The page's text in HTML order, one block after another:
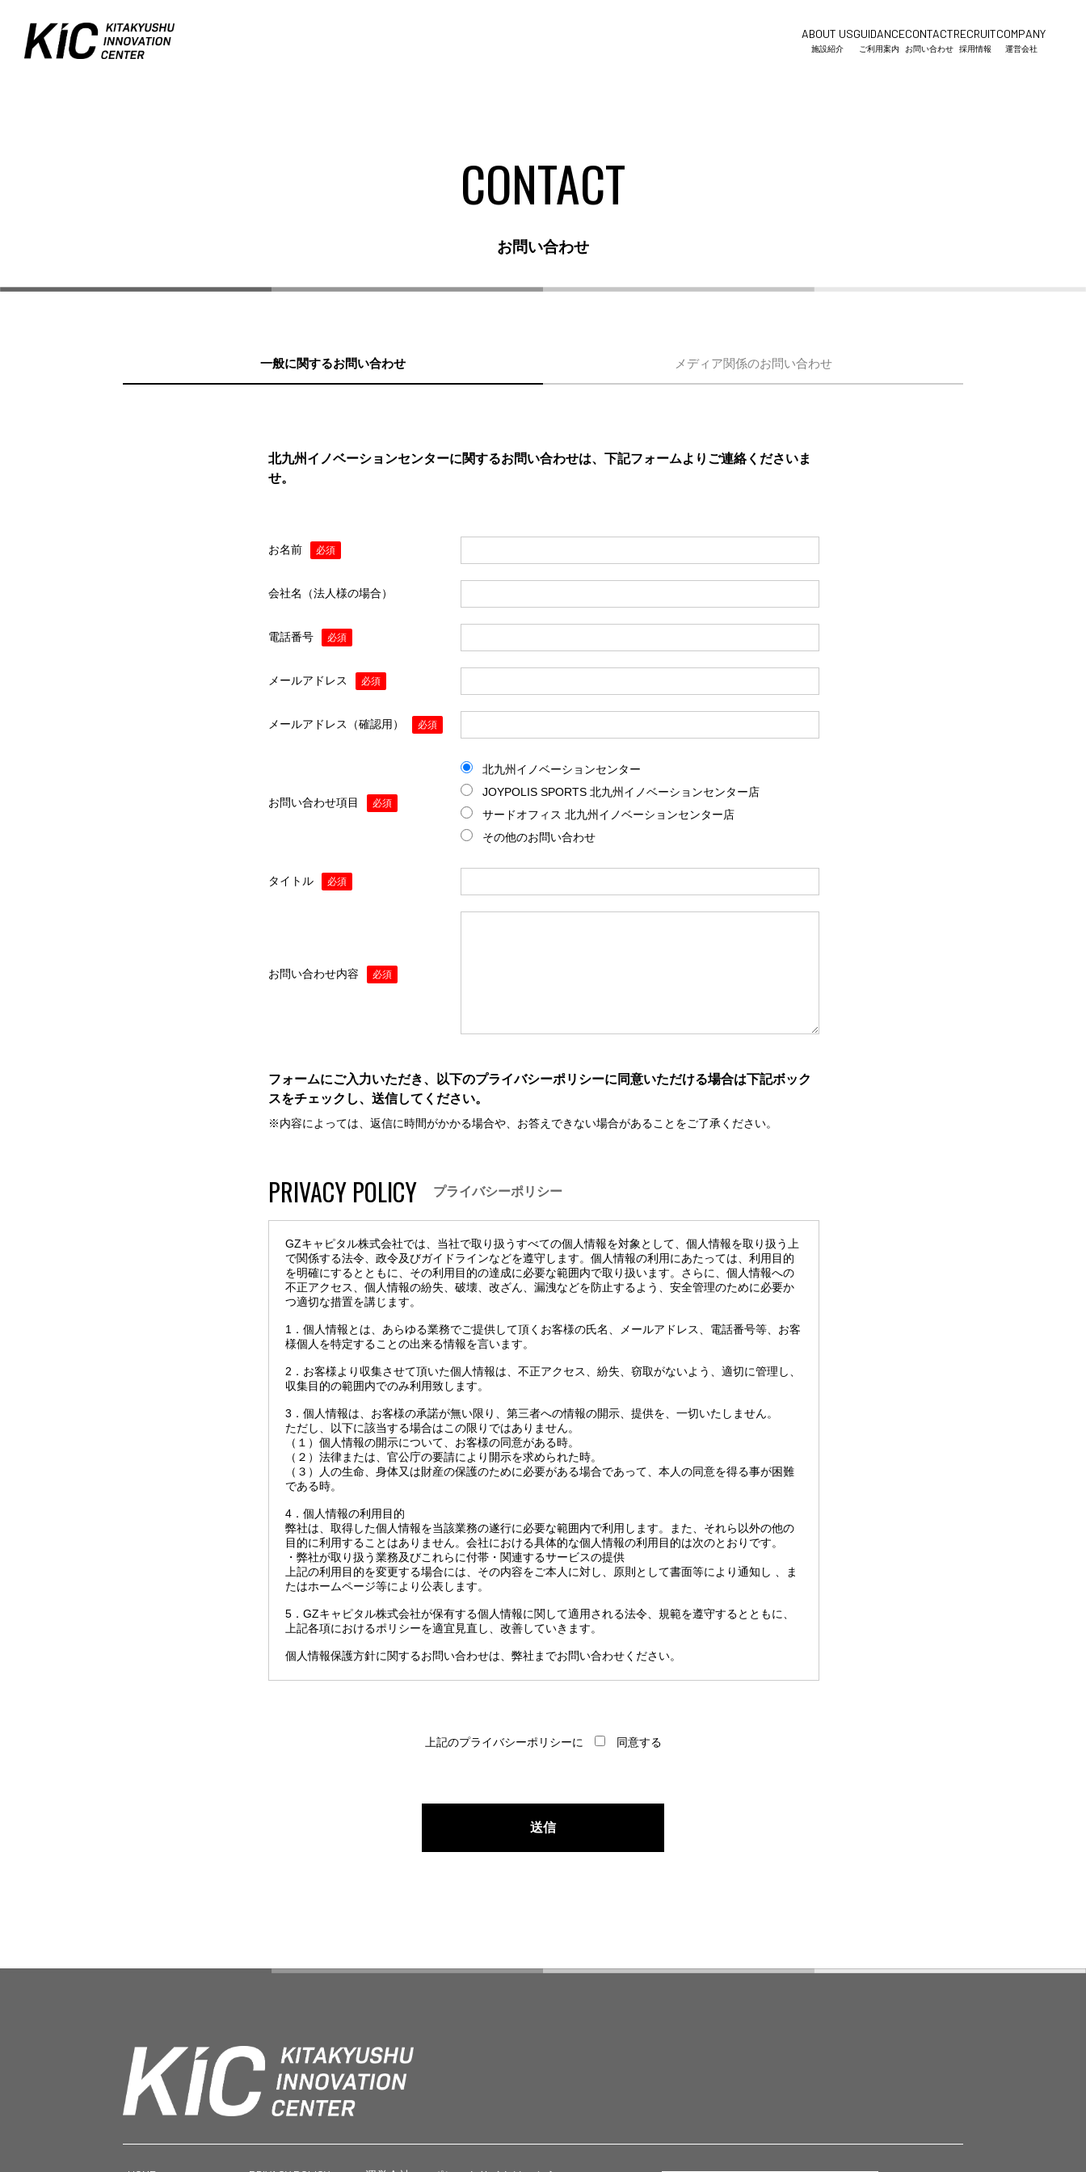
ABOUT US
施設紹介
GUIDANCE
ご利用案内
CONTACT
お問い合わせ
RECRUIT
採用情報
COMPANY
運営会社
CONTACT
お問い合わせ
一般に関するお問い合わせ メディア関係のお問い合わせ
北九州イノベーションセンターに関するお問い合わせは、下記フォームよりご連絡くださいま
せ。
お名前 必須
会社名（法人様の場合）
電話番号 必須
メールアドレス 必須
メールアドレス（確認用） 必須
お問い合わせ項目 必須
北九州イノベーションセンター
JOYPOLIS SPORTS 北九州イノベーションセンター店
サードオフィス 北九州イノベーションセンター店
その他のお問い合わせ
タイトル 必須
お問い合わせ内容 必須
フォームにご入力いただき、以下のプライバシーポリシーに同意いただける場合は下記ボック
スをチェックし、送信してください。
※内容によっては、返信に時間がかかる場合や、お答えできない場合があることをご了承ください。
PRIVACY POLICY プライバシーポリシー
GZキャピタル株式会社では、当社で取り扱うすべての個人情報を対象として、個人情報を取り扱う上
で関係する法令、政令及びガイドラインなどを遵守します。個人情報の利用にあたっては、利用目的
を明確にするとともに、その利用目的の達成に必要な範囲内で取り扱います。さらに、個人情報への
不正アクセス、個人情報の紛失、破壊、改ざん、漏洩などを防止するよう、安全管理のために必要か
つ適切な措置を講じます。
1．個人情報とは、あらゆる業務でご提供して頂くお客様の氏名、メールアドレス、電話番号等、お客
様個人を特定することの出来る情報を言います。
2．お客様より収集させて頂いた個人情報は、不正アクセス、紛失、窃取がないよう、適切に管理し、
収集目的の範囲内でのみ利用致します。
3．個人情報は、お客様の承諾が無い限り、第三者への情報の開示、提供を、一切いたしません。
ただし、以下に該当する場合はこの限りではありません。
（１）個人情報の開示について、お客様の同意がある時。
（２）法律または、官公庁の要請により開示を求められた時。
（３）人の生命、身体又は財産の保護のために必要がある場合であって、本人の同意を得る事が困難
である時。
4．個人情報の利用目的
弊社は、取得した個人情報を当該業務の遂行に必要な範囲内で利用します。また、それら以外の他の
目的に利用することはありません。会社における具体的な個人情報の利用目的は次のとおりです。
・弊社が取り扱う業務及びこれらに付帯・関連するサービスの提供
上記の利用目的を変更する場合には、その内容をご本人に対し、原則として書面等により通知し 、ま
たはホームページ等により公表します。
5．GZキャピタル株式会社が保有する個人情報に関して適用される法令、規範を遵守するとともに、
上記各項におけるポリシーを適宜見直し、改善していきます。
個人情報保護方針に関するお問い合わせは、弊社までお問い合わせください。
上記のプライバシーポリシーに 同意する